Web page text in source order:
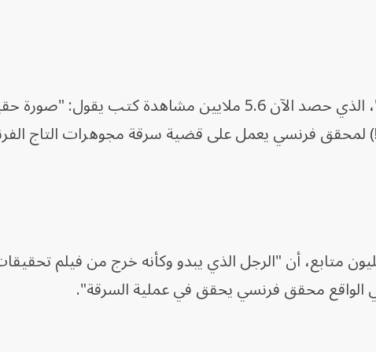
أحد المنشورات على منصة "إكس"، الذي حصد الآن 5.6 ملايين مشاهدة كتب يقول:
لمحقق فرنسي يعمل على قضية سرقة مجوهرات التاج
زعم مستخدم آخر، لديه 1.2 مليون متابع، أن "الرجل الذي يبدو وكأنه خرج من فيلم
الواقع محقق فرنسي يحقق في عملية السرقة".